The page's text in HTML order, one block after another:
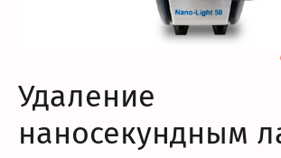
Удаление
наносекундным